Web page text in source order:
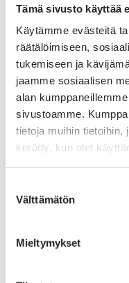
Tämä sivusto käyttää
Käytämme evästeitä
räätälöimiseen,
tukemiseen ja
jaamme sosiaalisen
alan
sivustoamme.
tietoja muihin tietoihin,
kerätty, kun olet
valinta
Välttämätön
Mieltymykset
Tekstiili- ja
Oprikka
Verkkosivut
Tutustu myös näihin jäsenyrityksiin
Andiata Oy
Alldag
R.K. Salon
Suomen Tekstiili & Muoti